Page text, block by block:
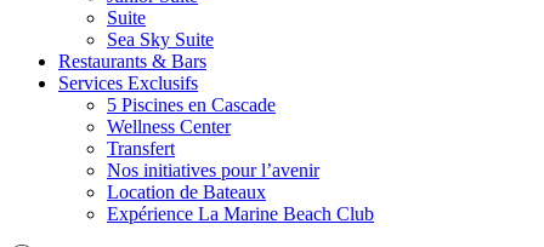
Suite
Sea Sky Suite
Restaurants & Bars
Services Exclusifs
5 Piscines en Cascade
Wellness Center
Transfert
Nos initiatives pour l’avenir
Location de Bateaux
Expérience La Marine Beach Club